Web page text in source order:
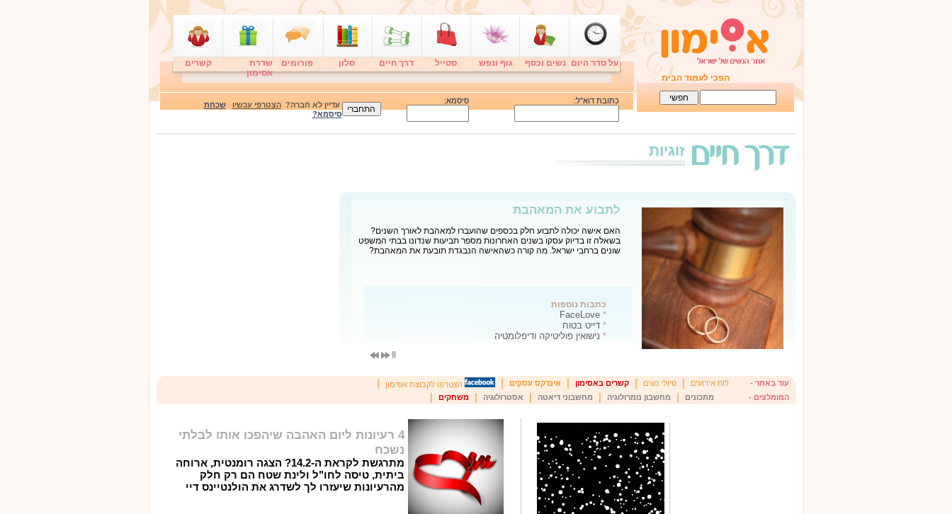
הפכי לעמוד הבית
על סדר היום נשים וכסף גוף ונפש סטייל דרך חיים סלון פורומים
שדרת
אסימון
קשרים
כתובת דוא"ל: סיסמא: עדיין לא חברה?הצטרפי עכשיו
שכחת
סיסמא?
זוגיות
לתבוע את המאהבת
האם אישה יכולה לתבוע חלק בכספים שהועברו למאהבת לאורך השנים?
בשאלה זו בדיוק עסקו בשנים האחרונות מספר תביעות שנדונו בבתי המשפט
שונים ברחבי ישראל. מה קורה כשהאישה הנבגדת תובעת את המאהבת?
כתבות נוספות
*
FaceLove
*דייט בטוח
* נישואין פוליטיקה ודיפלומטיה
עוד באתר - לוח אירועים |טיולי נשים |קשרים באסימון אינדקס עסקים הצטרפו לקבוצת אסימון
המומלצים - מתכונים מחשבון נומרולוגיה מחשבוני דיאטה אסטרולוגיה |משחקים
4 רעיונות ליום האהבה שיהפכו אותו לבלתי
נשכח
מתרגשת לקראת ה-14.2? הצגה רומנטית, ארוחה
ביתית, טיסה לחו"ל ולינת שטח הם רק חלק
מהרעיונות שיעזרו לך לשדרג את הולנטיינס דיי